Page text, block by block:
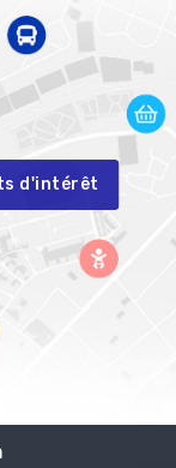
d'intérêt